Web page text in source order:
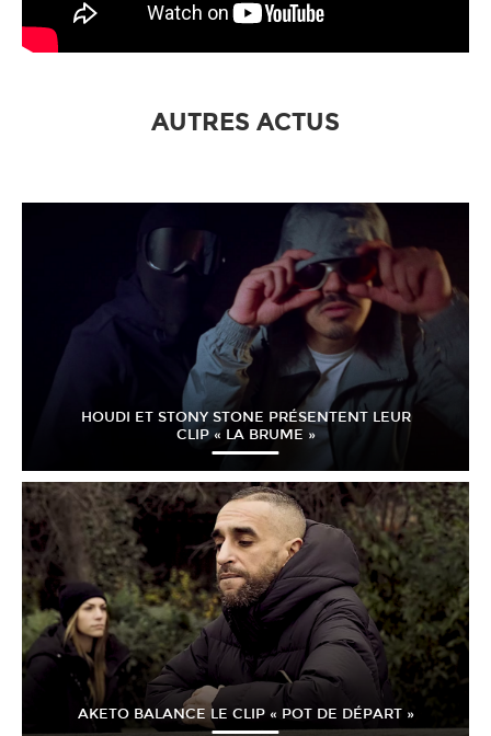
AUTRES ACTUS
HOUDI ET STONY STONE PRÉSENTENT LEUR
CLIP « LA BRUME »
AKETO BALANCE LE CLIP « POT DE DÉPART »